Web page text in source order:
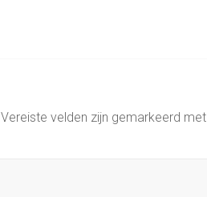
Vereiste velden zijn gemarkeerd met